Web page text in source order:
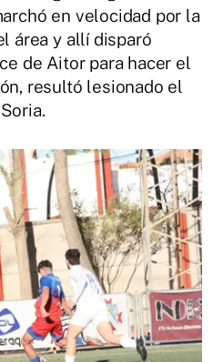
en velocidad por la
área y allí disparó
de Aitor para hacer el
resultó lesionado el